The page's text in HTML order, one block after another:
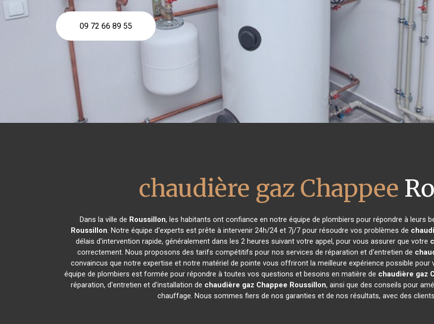
09 72 66 89 55
chaudière gaz Chappee
Dans la ville de Roussillon, les habitants ont confiance en notre équipe de plombiers pour répondre à leurs
Roussillon. Notre équipe d'experts est prête à intervenir 24h/24 et 7j/7 pour résoudre vos problèmes de
délais d'intervention rapide, généralement dans les 2 heures suivant votre appel, pour vous assurer que votre
correctement. Nous proposons des tarifs compétitifs pour nos services de réparation et d'entretien de
convaincus que notre expertise et notre matériel de pointe vous offriront la meilleure expérience possible pour
équipe de plombiers est formée pour répondre à toutes vos questions et besoins en matière de chaudière gaz
réparation, d'entretien et d'installation de chaudière gaz Chappee Roussillon, ainsi que des conseils pour
chauffage. Nous sommes fiers de nos garanties et de nos résultats, avec des